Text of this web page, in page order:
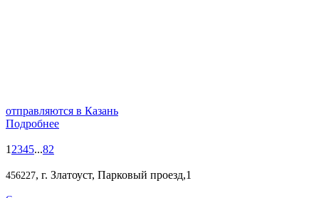
отправляются в Казань
Подробнее
1 2345...82
456227, г. Златоуст, Парковый проезд,1